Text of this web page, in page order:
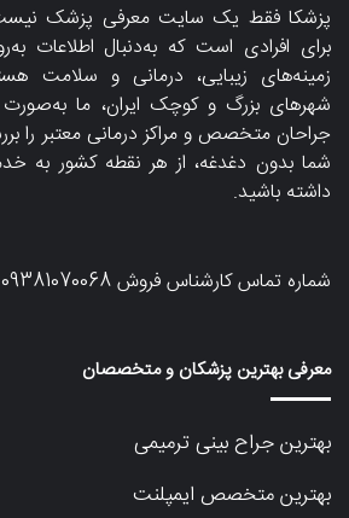
پزشکا فقط یک سایت معرفی پزشک
برای افرادی است که به‌دنبال اطلاعات
زمینه‌های زیبایی، درمانی و سلامت
شهرهای بزرگ و کوچک ایران، ما به‌صورت
جراحان متخصص و مراکز درمانی معتبر را
شما بدون دغدغه، از هر نقطه کشور به
داشته باشید.
شماره تماس کارشناس فروش09381070068
معرفی بهترین پزشکان و متخصصان
بهترین جراح بینی ترمیمی
بهترین متخصص ایمپلنت